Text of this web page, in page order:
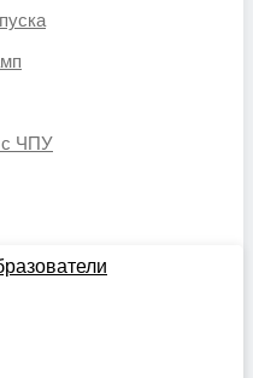
с ЧПУ